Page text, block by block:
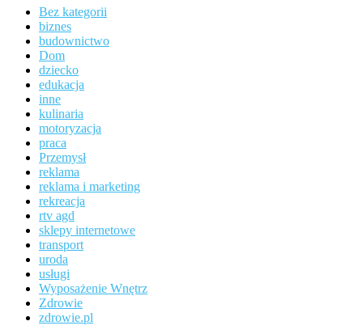
Bez kategorii
biznes
budownictwo
Dom
dziecko
edukacja
inne
kulinaria
motoryzacja
praca
Przemysł
reklama
reklama i marketing
rekreacja
rtv agd
sklepy internetowe
transport
uroda
usługi
Wyposażenie Wnętrz
Zdrowie
zdrowie.pl